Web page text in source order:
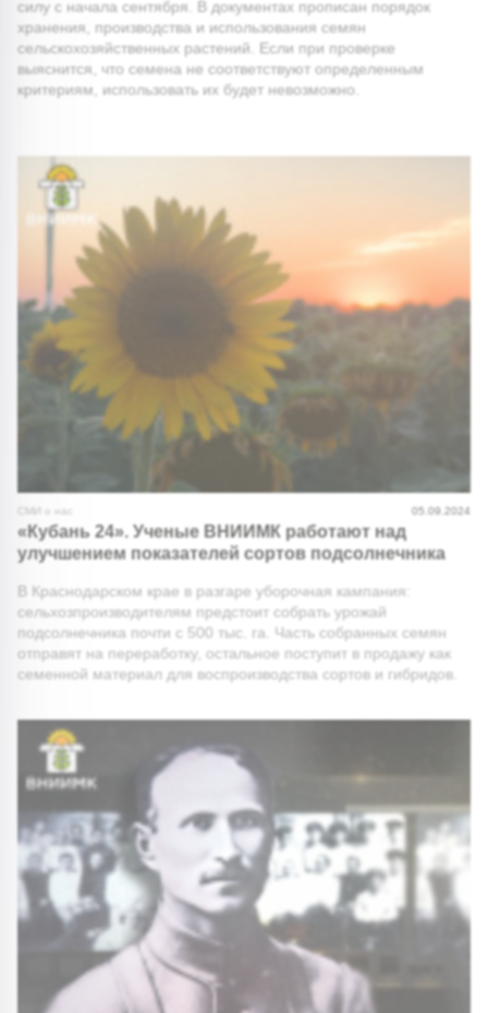
силу с начала сентября. В документах прописан порядок
хранения, производства и использования семян
сельскохозяйственных растений. Если при проверке
выяснится, что семена не соответствуют определенным
критериям, использовать их будет невозможно.
СМИ о нас 05.09.2024
«Кубань 24». Ученые ВНИИМК работают над
улучшением показателей сортов подсолнечника
В Краснодарском крае в разгаре уборочная кампания:
сельхозпроизводителям предстоит собрать урожай
подсолнечника почти с 500 тыс. га. Часть собранных семян
отправят на переработку, остальное поступит в продажу как
семенной материал для воспроизводства сортов и гибридов.